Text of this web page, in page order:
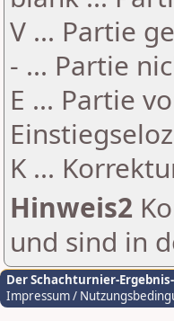
V ... Partie
- ... Partie
E ... Partie
K ...
Hinweis2
und sind in
Der Schachturnier-
Impressum /